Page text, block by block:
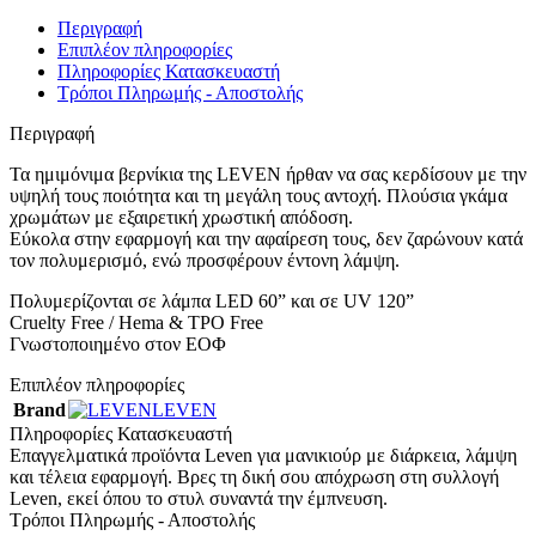
Περιγραφή
Επιπλέον πληροφορίες
Πληροφορίες Κατασκευαστή
Τρόποι Πληρωμής - Αποστολής
Περιγραφή
Τα ημιμόνιμα βερνίκια της LEVEN ήρθαν να σας κερδίσουν με την
υψηλή τους ποιότητα και τη μεγάλη τους αντοχή. Πλούσια γκάμα
χρωμάτων με εξαιρετική χρωστική απόδοση.
Εύκολα στην εφαρμογή και την αφαίρεση τους, δεν ζαρώνουν κατά
τον πολυμερισμό, ενώ προσφέρουν έντονη λάμψη.
Πολυμερίζονται σε λάμπα LED 60” και σε UV 120”
Cruelty Free / Hema & TPO Free
Γνωστοποιημένο στον ΕΟΦ
Επιπλέον πληροφορίες
Brand
LEVEN
Πληροφορίες Κατασκευαστή
Επαγγελματικά προϊόντα Leven για μανικιούρ με διάρκεια, λάμψη
και τέλεια εφαρμογή. Βρες τη δική σου απόχρωση στη συλλογή
Leven, εκεί όπου το στυλ συναντά την έμπνευση.
Τρόποι Πληρωμής - Αποστολής